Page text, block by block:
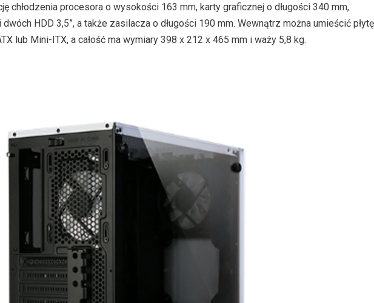
chłodzenia procesora o wysokości 163 mm, karty graficznej o długości 340 mm,
HDD 3,5”, a także zasilacza o długości 190 mm. Wewnątrz można umieścić płytę
lub Mini-ITX, a całość ma wymiary 398 x 212 x 465 mm i waży 5,8 kg.